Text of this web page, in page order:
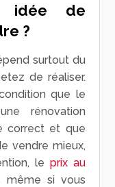
idée de
?
surtout du
de réaliser.
que le
rénovation
correct et que
vendre mieux,
le prix au
même si vous